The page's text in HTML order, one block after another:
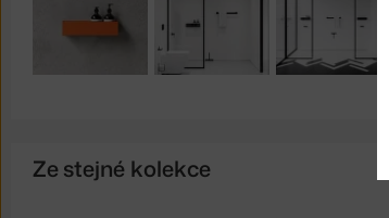
Ze stejné kolekce